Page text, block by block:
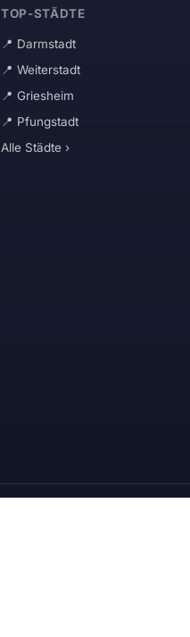
TOP-STÄDTE
Darmstadt
Weiterstadt
Griesheim
Pfungstadt
Alle Städte ›